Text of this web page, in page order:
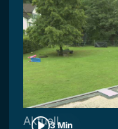
3 Min
Aktuell